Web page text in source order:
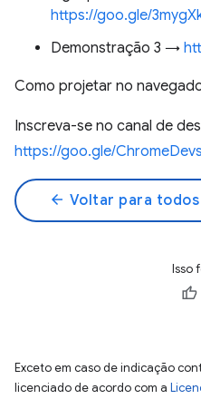
https://goo.gle/
Demonstração 3 →
Como projetar no
Inscreva-se no canal de
https://goo.gle/ChromeDevs
arrow_back Voltar para
Isso
Exceto em caso de indicação
licenciado de acordo com a